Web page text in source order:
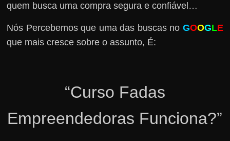
quem busca uma compra segura e confiável…
Nós Percebemos que uma das buscas no GOOGLE
que mais cresce sobre o assunto, É:
“Curso Fadas
Empreendedoras Funciona?”